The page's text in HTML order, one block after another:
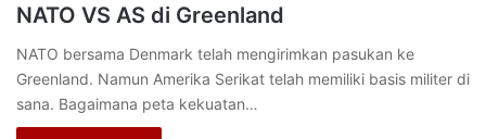
NATO VS AS di Greenland
NATO bersama Denmark telah mengirimkan pasukan ke
Greenland. Namun Amerika Serikat telah memiliki basis militer di
sana. Bagaimana peta kekuatan…